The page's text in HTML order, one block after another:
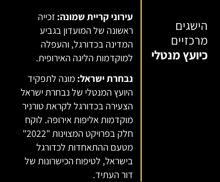
הישגים
מרכזיים
כיועץ מנטלי
עירוני קריית שמונה:זכייה
ראשונה של המועדון בגביע
המדינה בכדורגל, והעפלה
למוקדמות הליגה האירופית.
נבחרת ישראל: מונה לתפקיד
היועץ המנטלי של נבחרת ישראל
הצעירה בכדורגל לקראת טורניר
מוקדמות אליפות אירופה. לוקח
חלק בפרויקט המצוינות "2022"
מטעם ההתאחדות לכדורגל
בישראל, לטיפוח הכישרונות של
דור העתיד.